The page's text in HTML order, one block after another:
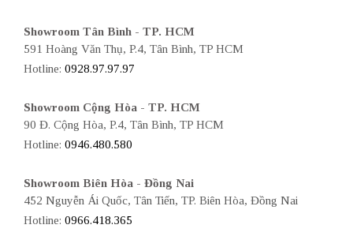
Showroom Tân Bình - TP. HCM
591 Hoàng Văn Thụ, P.4, Tân Bình, TP HCM
Hotline: 0928.97.97.97
Showroom Cộng Hòa - TP. HCM
90 Đ. Cộng Hòa, P.4, Tân Bình, TP HCM
Hotline: 0946.480.580
Showroom Biên Hòa - Đồng Nai
452 Nguyễn Ái Quốc, Tân Tiến, TP. Biên Hòa, Đồng Nai
Hotline: 0966.418.365